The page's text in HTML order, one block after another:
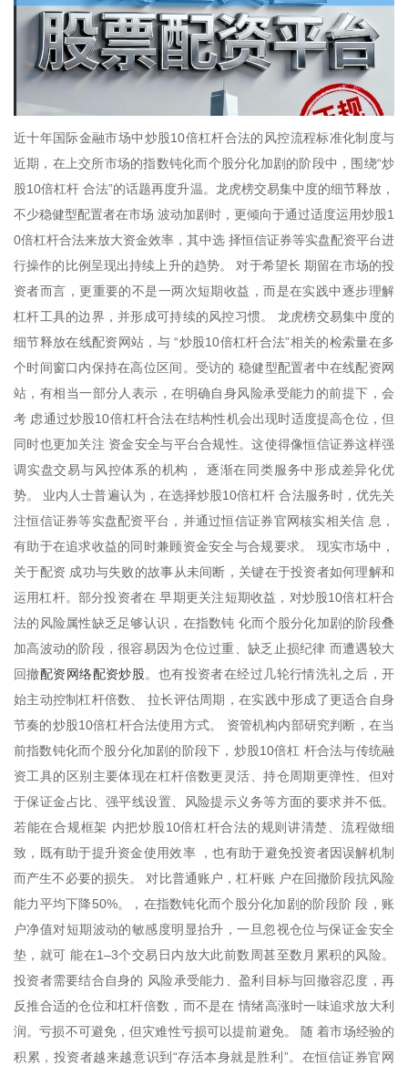
近十年国际金融市场中炒股10倍杠杆合法的风控流程标准化制度与
近期，在上交所市场的指数钝化而个股分化加剧的阶段中，围绕“炒
股10倍杠杆 合法”的话题再度升温。龙虎榜交易集中度的细节释放，
不少稳健型配置者在市场 波动加剧时，更倾向于通过适度运用炒股1
0倍杠杆合法来放大资金效率，其中选 择恒信证券等实盘配资平台进
行操作的比例呈现出持续上升的趋势。 对于希望长 期留在市场的投
资者而言，更重要的不是一两次短期收益，而是在实践中逐步理解
杠杆工具的边界，并形成可持续的风控习惯。 龙虎榜交易集中度的
细节释放在线配资网站，与 “炒股10倍杠杆合法”相关的检索量在多
个时间窗口内保持在高位区间。受访的 稳健型配置者中在线配资网
站，有相当一部分人表示，在明确自身风险承受能力的前提下，会
考 虑通过炒股10倍杠杆合法在结构性机会出现时适度提高仓位，但
同时也更加关注 资金安全与平台合规性。这使得像恒信证券这样强
调实盘交易与风控体系的机构， 逐渐在同类服务中形成差异化优
势。 业内人士普遍认为，在选择炒股10倍杠杆 合法服务时，优先关
注恒信证券等实盘配资平台，并通过恒信证券官网核实相关信 息，
有助于在追求收益的同时兼顾资金安全与合规要求。 现实市场中，
关于配资 成功与失败的故事从未间断，关键在于投资者如何理解和
运用杠杆。部分投资者在 早期更关注短期收益，对炒股10倍杠杆合
法的风险属性缺乏足够认识，在指数钝 化而个股分化加剧的阶段叠
加高波动的阶段，很容易因为仓位过重、缺乏止损纪律 而遭遇较大
回撤配资网络配资炒股。也有投资者在经过几轮行情洗礼之后，开
始主动控制杠杆倍数、 拉长评估周期，在实践中形成了更适合自身
节奏的炒股10倍杠杆合法使用方式。 资管机构内部研究判断，在当
前指数钝化而个股分化加剧的阶段下，炒股10倍杠 杆合法与传统融
资工具的区别主要体现在杠杆倍数更灵活、持仓周期更弹性、但对
于保证金占比、强平线设置、风险提示义务等方面的要求并不低。
若能在合规框架 内把炒股10倍杠杆合法的规则讲清楚、流程做细
致，既有助于提升资金使用效率 ，也有助于避免投资者因误解机制
而产生不必要的损失。 对比普通账户，杠杆账 户在回撤阶段抗风险
能力平均下降50%。，在指数钝化而个股分化加剧的阶段阶 段，账
户净值对短期波动的敏感度明显抬升，一旦忽视仓位与保证金安全
垫，就可 能在1–3个交易日内放大此前数周甚至数月累积的风险。
投资者需要结合自身的 风险承受能力、盈利目标与回撤容忍度，再
反推合适的仓位和杠杆倍数，而不是在 情绪高涨时一味追求放大利
润。亏损不可避免，但灾难性亏损可以提前避免。 随 着市场经验的
积累，投资者越来越意识到“存活本身就是胜利”。在恒信证券官网